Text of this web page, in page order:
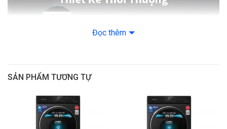
– Chỉ vắt
– Công nghệ AI Smart Wash
Công nghệ tiết kiệm điện:
Điện áp: 220 V
Tính năng và tiện ích
Đọc thêm
SẢN PHẨM TƯƠNG TỰ